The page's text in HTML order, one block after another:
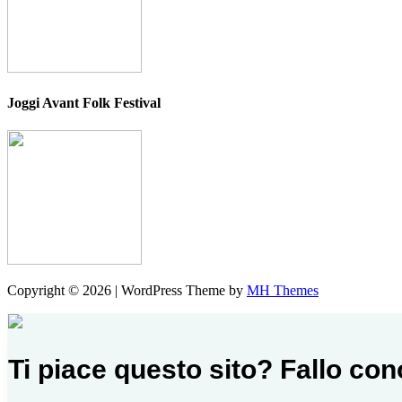
Joggi Avant Folk Festival
Copyright © 2026 | WordPress Theme by MH Themes
Ti piace questo sito? Fallo